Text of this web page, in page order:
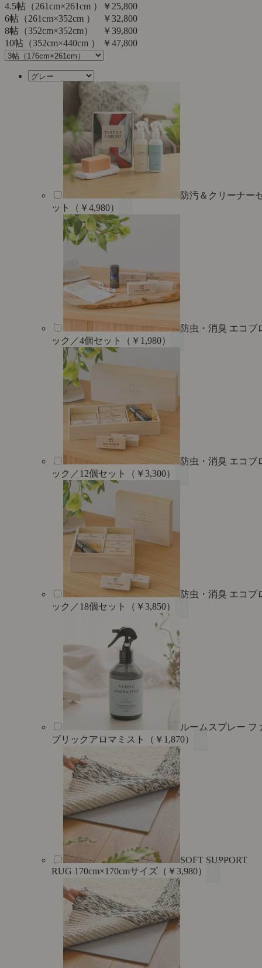
4.5帖（261cm×261cm ）
￥25,800
6帖（261cm×352cm ）
￥32,800
8帖（352cm×352cm）
￥39,800
10帖（352cm×440cm ）
￥47,800
防汚＆クリーナー
ット（￥4,980）
防虫・消臭 エコブ
ック／4個セット（￥1,980）
防虫・消臭 エコブ
ック／12個セット（￥3,300）
防虫・消臭 エコブ
ック／18個セット（￥3,850）
ルームスプレー フ
ブリックアロマミスト（￥1,870）
SOFT SUPPORT
RUG 170cm×170cmサイズ（￥3,980）